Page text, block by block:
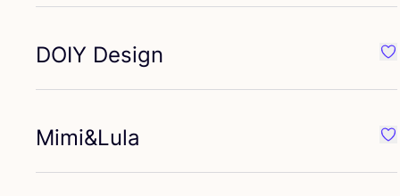
DOIY Design
Mimi&Lula